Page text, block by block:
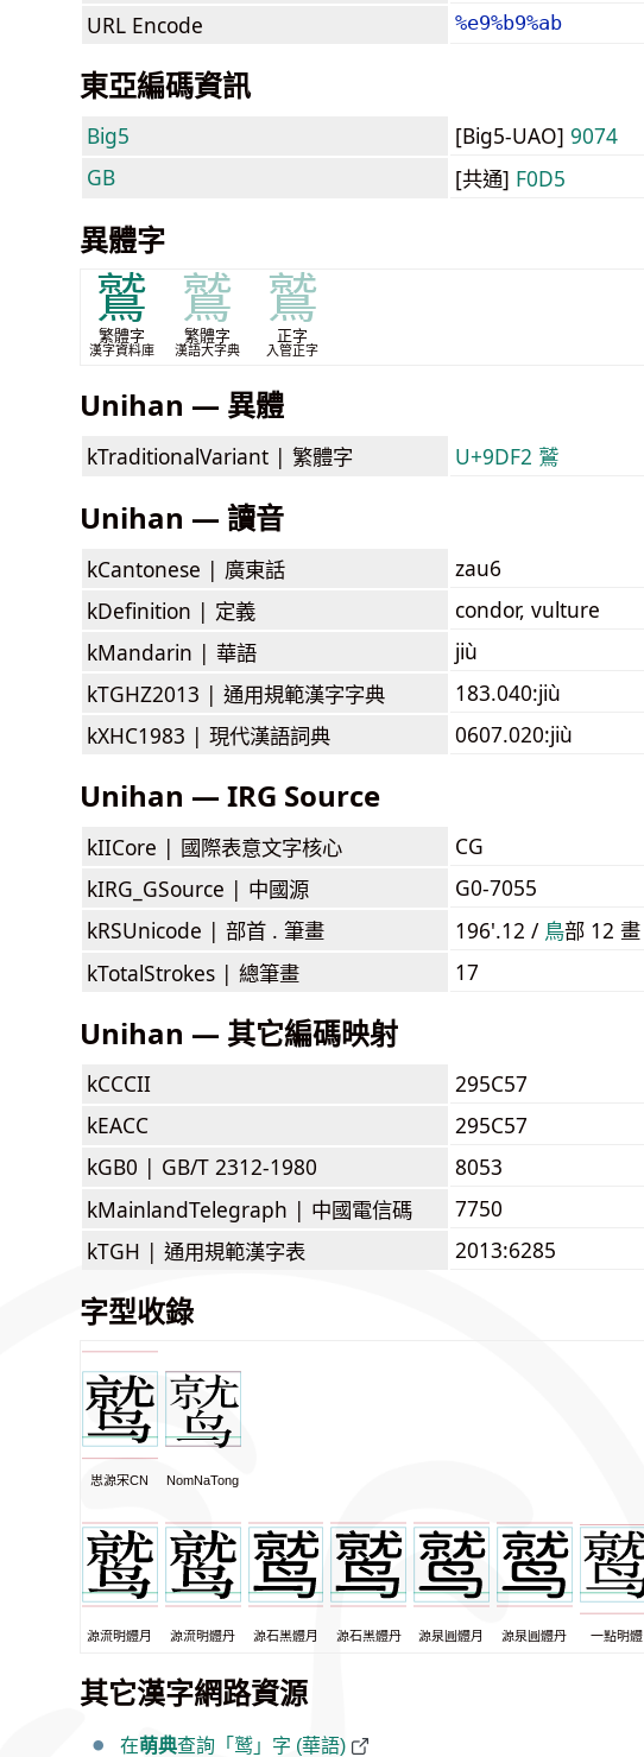
URL Encode %e9%b9%ab
東亞編碼資訊
Big5 [Big5-UAO] 9074
GB
[共通] F0D5
異體字
鷲
繁體字
漢字資料庫
鷲
繁體字
漢語大字典
鷲
正字
入管正字
Unihan — 異體
kTraditionalVariant | 繁體字 U+9DF2 鷲
Unihan — 讀音
kCantonese | 廣東話
zau6
kDefinition | 定義
condor, vulture
kMandarin | 華語
jiù
kTGHZ2013 | 通用規範漢字字典
183.040:jiù
kXHC1983 | 現代漢語詞典 0607.020:jiù
Unihan — IRG Source
kIICore | 國際表意文字核心
CG
kIRG_GSource | 中國源
G0-7055
kRSUnicode | 部首 . 筆畫 196'.12 / ⿃部 12 畫
kTotalStrokes | 總筆畫 17
Unihan — 其它編碼映射
kCCCII
295C57
kEACC
295C57
kGB0 | GB/T 2312-1980
8053
kMainlandTelegraph | 中國電信碼
7750
kTGH | 通用規範漢字表 2013:6285
字型收錄
思源宋CN NomNaTong
源流明體月 源流明體丹 源石黑體月 源石黑體丹 源泉圓體月 源泉圓體丹 一點明體
其它漢字網路資源
在萌典查詢「鹫」字 (華語)